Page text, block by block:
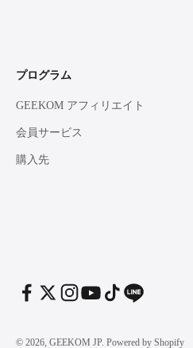
プログラム
GEEKOM アフィリエイト
会員サービス
購入先
© 2026, GEEKOM JP. Powered by Shopify